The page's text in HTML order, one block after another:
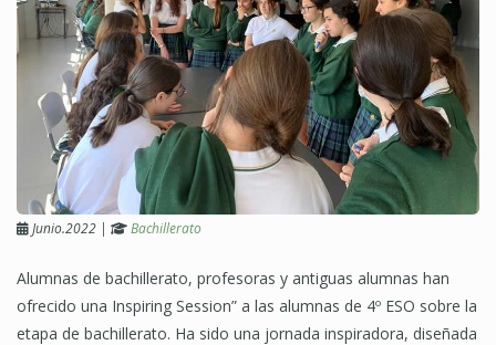
Junio.2022 | Bachillerato
Alumnas de bachillerato, profesoras y antiguas alumnas han
ofrecido una Inspiring Session” a las alumnas de 4º ESO sobre la
etapa de bachillerato. Ha sido una jornada inspiradora, diseñada